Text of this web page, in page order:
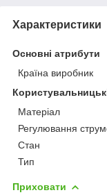
Характеристики
Основні атрибути
Країна виробник
Матеріал
Регулювання
Стан
Тип
Приховати